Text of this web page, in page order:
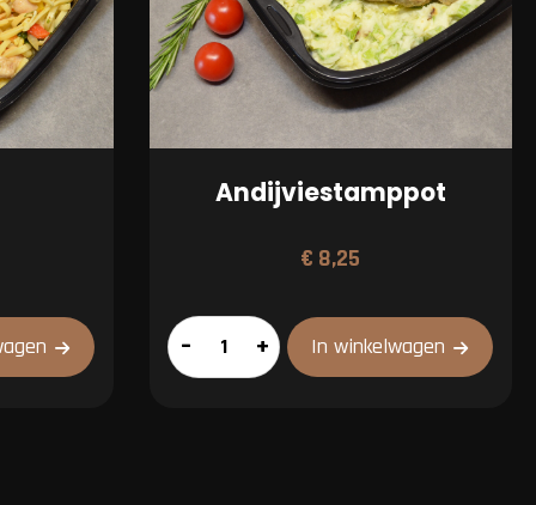
Andijviestamppot
€ 8,25
Andijviestamppot
aantal
– + In winkelwagen